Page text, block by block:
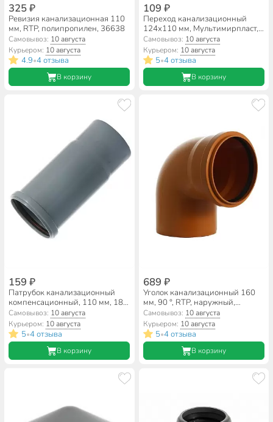
325 ₽
Ревизия канализационная 110
мм, RTP, полипропилен, 36638
Самовывоз: 10 августа
Курьером: 10 августа
4.9•4 отзыва
В корзину
109 ₽
Переход канализационный
124х110 мм, Мультимирпласт, с
чугуна на пластик,
полипропилен, ЧК/ПП ВК
124/110
Самовывоз: 10 августа
Курьером: 10 августа
5•4 отзыва
В корзину
159 ₽
Патрубок канализационный
компенсационный, 110 мм, 182
мм, Мультимирпласт,
полипропилен, КМП ВК 110
Самовывоз: 10 августа
Курьером: 10 августа
5•4 отзыва
В корзину
689 ₽
Уголок канализационный 160
мм, 90 °, RTP, наружный,
рыжий, 36886
Самовывоз: 10 августа
Курьером: 10 августа
5•4 отзыва
В корзину